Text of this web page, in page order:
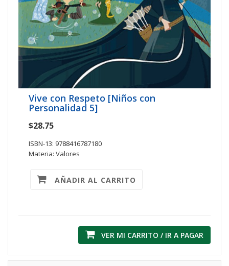
Vive con Respeto [Niños con
Personalidad 5]
$28.75
ISBN-13: 9788416787180
Materia: Valores
AÑADIR AL CARRITO
VER MI CARRITO / IR A PAGAR